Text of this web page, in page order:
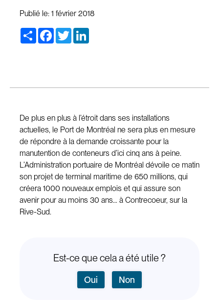
Publié le: 1 février 2018
Share Facebook
Twitter
De plus en plus à l’étroit dans ses installations
actuelles, le Port de Montréal ne sera plus en mesure
de répondre à la demande croissante pour la
manutention de conteneurs d’ici cinq ans à peine.
L’Administration portuaire de Montréal dévoile ce matin
son projet de terminal maritime de 650 millions, qui
créera 1000 nouveaux emplois et qui assure son
avenir pour au moins 30 ans… à Contrecoeur, sur la
Rive-Sud.
Est-ce que cela a été utile ?
Oui Non